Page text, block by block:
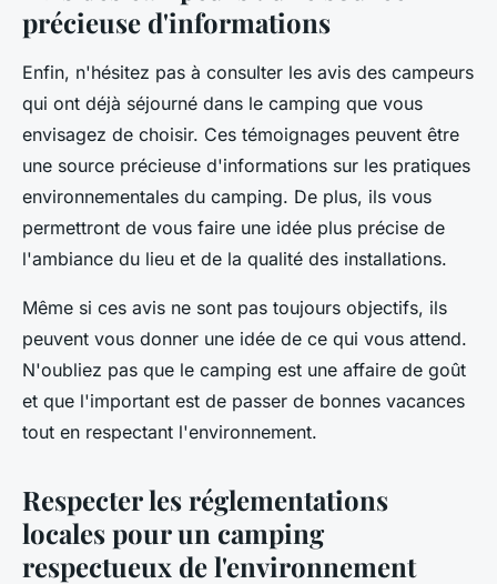
précieuse d'informations
Enfin, n'hésitez pas à consulter les avis des campeurs
qui ont déjà séjourné dans le camping que vous
envisagez de choisir. Ces témoignages peuvent être
une source précieuse d'informations sur les pratiques
environnementales du camping. De plus, ils vous
permettront de vous faire une idée plus précise de
l'ambiance du lieu et de la qualité des installations.
Même si ces avis ne sont pas toujours objectifs, ils
peuvent vous donner une idée de ce qui vous attend.
N'oubliez pas que le camping est une affaire de goût
et que l'important est de passer de bonnes vacances
tout en respectant l'environnement.
Respecter les réglementations
locales pour un camping
respectueux de l'environnement